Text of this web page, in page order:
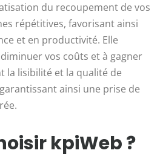
du recoupement de vos
répétitives, favorisant ainsi
et en productivité. Elle
vos coûts et à gagner
la lisibilité et la qualité de
ainsi une prise de
kpiWeb ?